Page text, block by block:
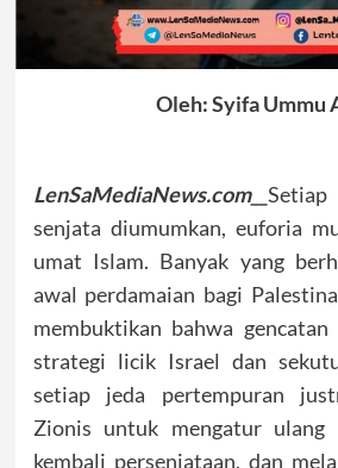
Oleh: Syifa Ummu
LenSaMediaNews.com__
senjata diumumkan, euforia
umat Islam. Banyak yang
awal perdamaian bagi
membuktikan bahwa gencatan
strategi licik Israel dan
setiap jeda pertempuran
Zionis untuk mengatur ulang
kembali persenjataan, dan